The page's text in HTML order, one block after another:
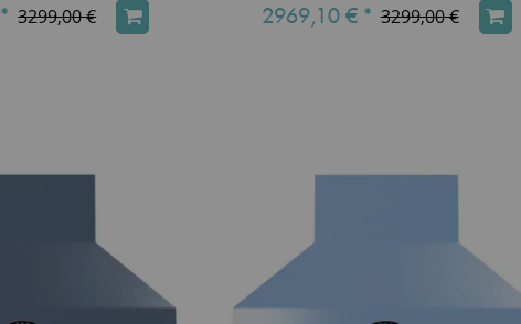
* 3299,00 € 2969,10 € * 3299,00 €